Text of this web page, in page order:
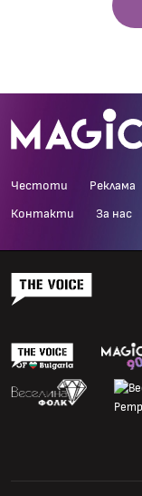
Честоти Реклама
Контакти За нас